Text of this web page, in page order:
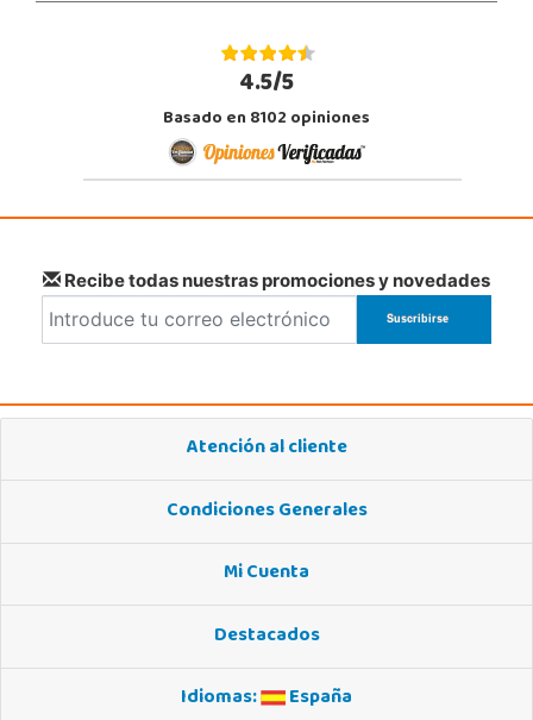
4.5/5
Basado en 8102 opiniones
Recibe todas nuestras promociones y novedades
Atención al cliente
Condiciones Generales
Mi Cuenta
Destacados
Idiomas:
España